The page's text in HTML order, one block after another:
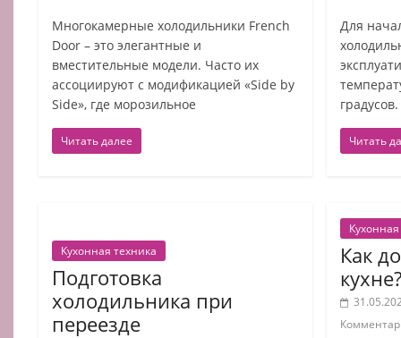
Многокамерные холодильники French
Door – это элегантные и
вместительные модели. Часто их
ассоциируют с модификацией «Side by
Side», где морозильное
Читать далее
Для
Читать
Кухонная техника
Подготовка
холодильника при
переезде
Как
кухне?